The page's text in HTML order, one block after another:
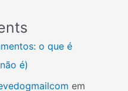
o que é
é)
em